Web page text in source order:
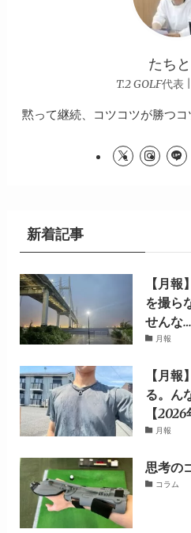
たち
T.2 GOLF代表
黙って継続、コツコツが勝つコ
新着記事
【月
を撮ら
せんな
月報
【月
る。ん
【2026
月報
思考の
コラム